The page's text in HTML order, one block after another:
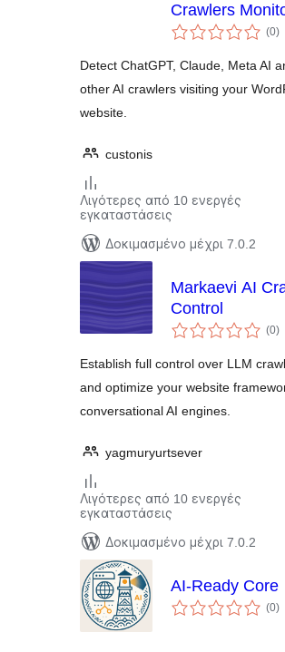
Crawlers
(0)
Detect ChatGPT, Claude, Meta AI
other AI crawlers visiting your
website.
custonis
Λιγότερες από 10 ενεργές
εγκαταστάσεις
Δοκιμασμένο μέχρι 7.0.2
Markaevi AI
Control
(0)
Establish full control over LLM
and optimize your website
conversational AI engines.
yagmuryurtsever
Λιγότερες από 10 ενεργές
εγκαταστάσεις
Δοκιμασμένο μέχρι 7.0.2
AI-Ready Core
(0)